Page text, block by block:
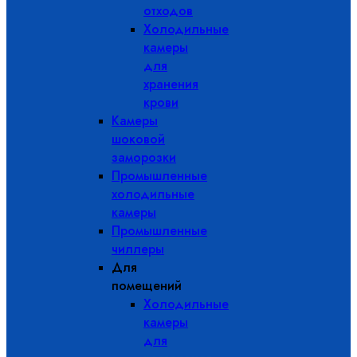
отходов
Холодильные
камеры
для
хранения
крови
Камеры
шоковой
заморозки
Промышленные
холодильные
камеры
Промышленные
чиллеры
Для
помещений
Холодильные
камеры
для